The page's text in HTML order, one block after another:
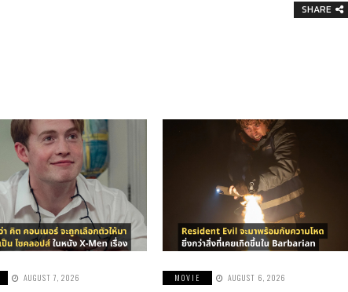
SHARE
AUGUST 7, 2026 MOVIE AUGUST 6, 2026